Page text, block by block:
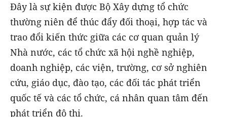
Đây là sự kiện được Bộ Xây dựng tổ chức
thường niên để thúc đẩy đối thoại, hợp tác và
trao đổi kiến thức giữa các cơ quan quản lý
Nhà nước, các tổ chức xã hội nghề nghiệp,
doanh nghiệp, các viện, trường, cơ sở nghiên
cứu, giáo dục, đào tạo, các đối tác phát triển
quốc tế và các tổ chức, cá nhân quan tâm đến
phát triển đô thị.